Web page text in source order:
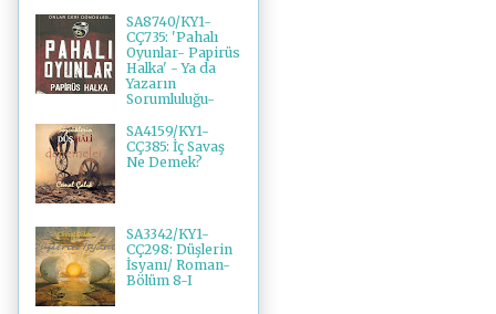
SA8740/KY1-
CÇ735: 'Pahalı
Oyunlar- Papirüs
Halka' - Ya da
Yazarın
Sorumluluğu-
SA4159/KY1-
CÇ385: İç Savaş
Ne Demek?
SA3342/KY1-
CÇ298: Düşlerin
İsyanı/ Roman-
Bölüm 8-I